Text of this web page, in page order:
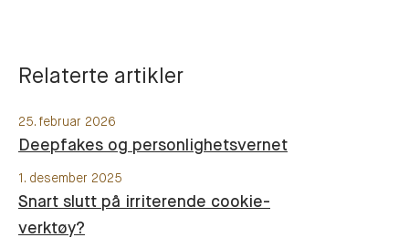
Relaterte artikler
25. februar 2026
Deepfakes og personlighetsvernet
1. desember 2025
Snart slutt på irriterende cookie-
verktøy?